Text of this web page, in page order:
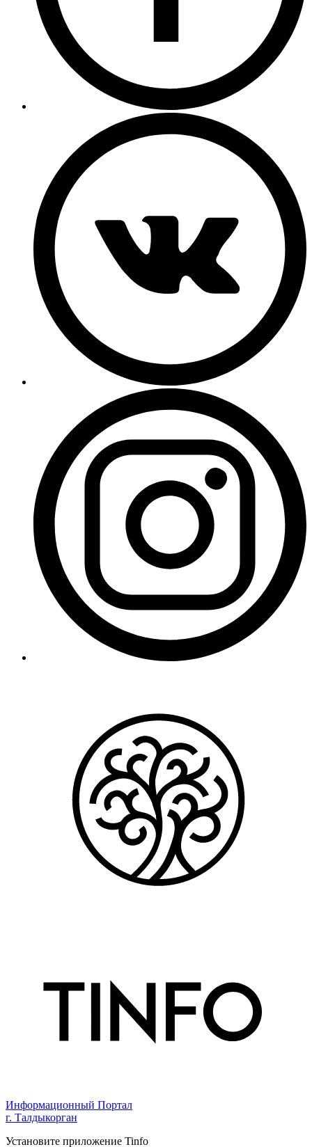
Информационный Портал
г. Талдыкорган
Установите приложение Tinfo